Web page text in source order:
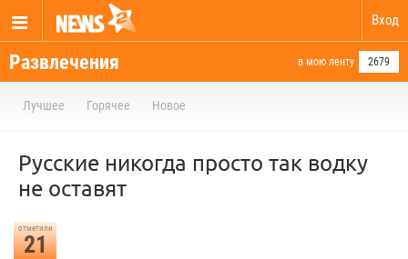
Вход
Развлечения в мою ленту 2679
Лучшее Горячее Новое
Русские никогда просто так водку
не оставят
отметили
21